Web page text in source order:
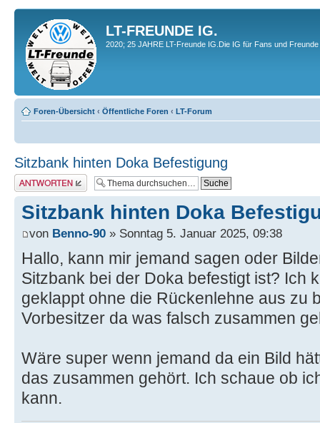
LT-FREUNDE IG.
2020; 25 JAHRE LT-Freunde IG.Die IG für Fans und
Foren-Übersicht ‹ Öffentliche Foren ‹ LT-Forum
Sitzbank hinten Doka Befestigung
Antwort erstellen
Sitzbank hinten Doka
von Benno-90 » Sonntag 5. Januar 2025, 09:38
Hallo, kann mir jemand sagen oder
Sitzbank bei der Doka befestigt ist? Ich
geklappt ohne die Rückenlehne aus zu
Vorbesitzer da was falsch zusammen
Wäre super wenn jemand da ein Bild
das zusammen gehört. Ich schaue ob
kann.